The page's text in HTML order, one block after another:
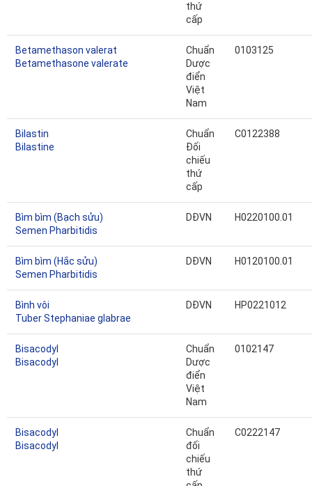
thứ
cấp
Betamethason valerat
Betamethasone valerate
Chuẩn
Dược
điển
Việt
Nam
0103125
Bilastin
Bilastine
Chuẩn
Đối
chiếu
thứ
cấp
C0122388
Bìm bìm (Bạch sửu)
Semen Pharbitidis
DĐVN H0220100.01
Bìm bìm (Hắc sửu)
Semen Pharbitidis
DĐVN H0120100.01
Bình vôi
Tuber Stephaniae glabrae
DĐVN HP0221012
Bisacodyl
Bisacodyl
Chuẩn
Dược
điển
Việt
Nam
0102147
Bisacodyl
Bisacodyl
Chuẩn
đối
chiếu
thứ
C0222147